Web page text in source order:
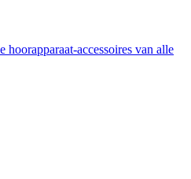
hoorapparaat-accessoires van alle